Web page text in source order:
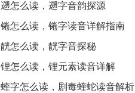
遡怎么读，遡字音韵探源
锩怎么读，锩字读音详解指南
靗怎么读，靗字音探秘
锂怎么读，锂元素读音详解
蝰字怎么读，剧毒蝰蛇读音解析